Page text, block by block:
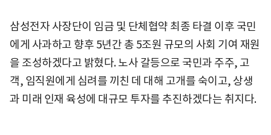
삼성전자 사장단이 임금 및 단체협약 최종 타결 이후 국민
에게 사과하고 향후 5년간 총 5조원 규모의 사회 기여 재원
을 조성하겠다고 밝혔다. 노사 갈등으로 국민과 주주, 고
객, 임직원에게 심려를 끼친 데 대해 고개를 숙이고, 상생
과 미래 인재 육성에 대규모 투자를 추진하겠다는 취지다.